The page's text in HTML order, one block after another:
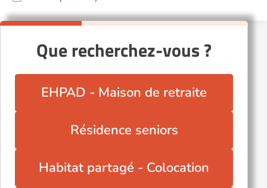
Que recherchez-vous ?
EHPAD - Maison de retraite
Résidence seniors
Habitat partagé - Colocation